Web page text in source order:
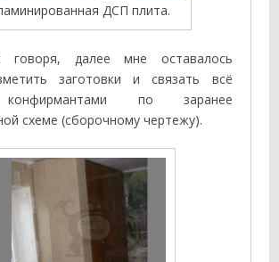
ДСП плита.
говоря, далее мне оставалось
заготовки и связать всё
по заранее
схеме (сборочному чертежу).